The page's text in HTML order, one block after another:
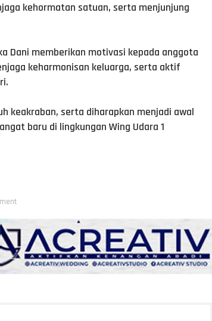
kehormatan satuan, serta menjunjung
Dani memberikan motivasi kepada anggota
keharmonisan keluarga, serta aktif
keakraban, serta diharapkan menjadi awal
baru di lingkungan Wing Udara 1